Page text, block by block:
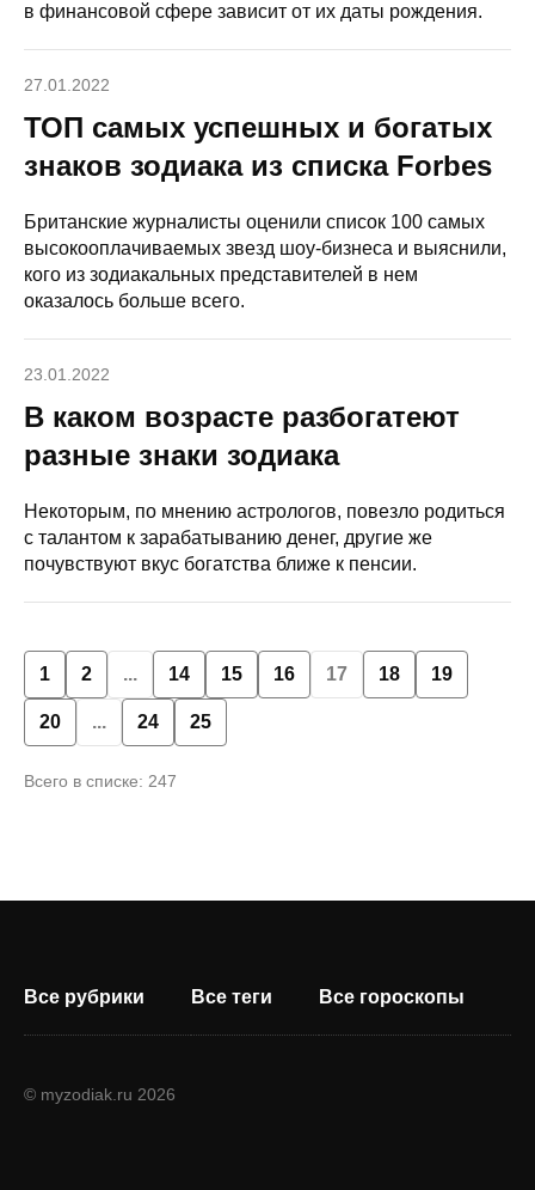
в финансовой сфере зависит от их даты рождения.
27.01.2022
ТОП самых успешных и богатых
знаков зодиака из списка Forbes
Британские журналисты оценили список 100 самых
высокооплачиваемых звезд шоу-бизнеса и выяснили,
кого из зодиакальных представителей в нем
оказалось больше всего.
23.01.2022
В каком возрасте разбогатеют
разные знаки зодиака
Некоторым, по мнению астрологов, повезло родиться
с талантом к зарабатыванию денег, другие же
почувствуют вкус богатства ближе к пенсии.
1 2 ... 14 15 16 17 18 19
20 ... 24 25
Всего в списке: 247
Все рубрики Все теги Все гороскопы
© myzodiak.ru 2026